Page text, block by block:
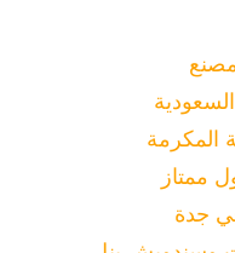
المكرمة
ممتاز
جدة